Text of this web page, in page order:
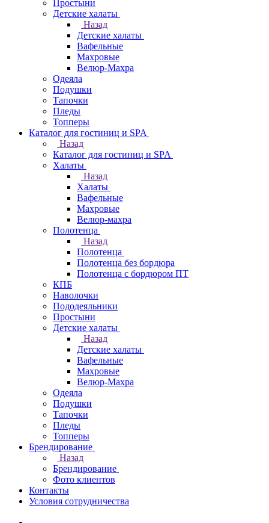
Простыни
Детские халаты
Назад
Детские халаты
Вафельные
Махровые
Велюр-Махра
Одеяла
Подушки
Тапочки
Пледы
Топперы
Каталог для гостиниц и SPA
Назад
Каталог для гостиниц и SPA
Халаты
Назад
Халаты
Вафельные
Махровые
Велюр-махра
Полотенца
Назад
Полотенца
Полотенца без бордюра
Полотенца с бордюром ПТ
КПБ
Наволочки
Пододеяльники
Простыни
Детские халаты
Назад
Детские халаты
Вафельные
Махровые
Велюр-Махра
Одеяла
Подушки
Тапочки
Пледы
Топперы
Брендирование
Назад
Брендирование
Фото клиентов
Контакты
Условия сотрудничества